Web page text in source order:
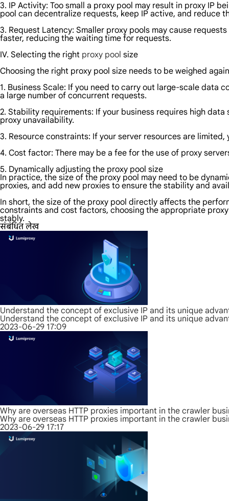
3. IP Activity: Too small a proxy pool may result in proxy IP
pool can decentralize requests, keep IP active, and reduce
3. Request Latency: Smaller proxy pools may cause
faster, reducing the waiting time for requests.
IV. Selecting the right proxy pool size
Choosing the right proxy pool size needs to be weighed
1. Business Scale: If you need to carry out large-scale data
a large number of concurrent requests.
2. Stability requirements: If your business requires high
proxy unavailability.
3. Resource constraints: If your server resources are
4. Cost factor: There may be a fee for the use of proxy
5. Dynamically adjusting the proxy pool size
In practice, the size of the proxy pool may need to be
proxies, and add new proxies to ensure the stability and
In short, the size of the proxy pool directly affects the
constraints and cost factors, choosing the appropriate
stably.
संबंधित लेख
Understand the concept of exclusive IP and its unique
Understand the concept of exclusive IP and its unique
2023-06-29 17:09
Why are overseas HTTP proxies important in the crawler
Why are overseas HTTP proxies important in the crawler
2023-06-29 17:17